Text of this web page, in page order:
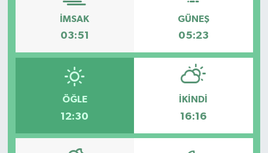
İMSAK
03:51
GÜNEŞ
05:23
ÖĞLE
12:30
İKINDI
16:16